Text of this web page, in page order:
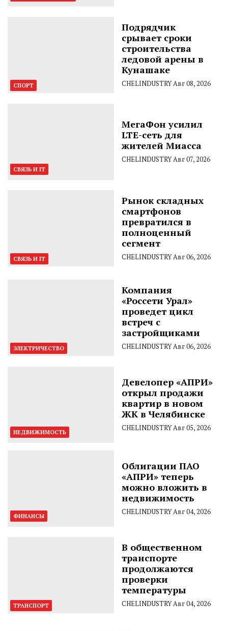
СПОРТ
Подрядчик
срывает сроки
строительства
ледовой арены в
Кунашаке
CHELINDUSTRYАвг 08, 2026
СВЯЗЬ И IT
МегаФон усилил
LTE-сеть для
жителей Миасса
CHELINDUSTRYАвг 07, 2026
СВЯЗЬ И IT
Рынок складных
смартфонов
превратился в
полноценный
сегмент
CHELINDUSTRYАвг 06, 2026
ЭЛЕКТРИЧЕСТВО
Компания
«Россети Урал»
проведет цикл
встреч с
застройщиками
CHELINDUSTRYАвг 06, 2026
НЕДВИЖИМОСТЬ
Девелопер «АПРИ»
открыл продажи
квартир в новом
ЖК в Челябинске
CHELINDUSTRYАвг 05, 2026
ФИНАНСЫ
Облигации ПАО
«АПРИ» теперь
можно вложить в
недвижимость
CHELINDUSTRYАвг 04, 2026
ТРАНСПОРТ
В общественном
транспорте
продолжаются
проверки
температуры
CHELINDUSTRYАвг 04, 2026